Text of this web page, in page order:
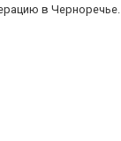
в Черноречье.